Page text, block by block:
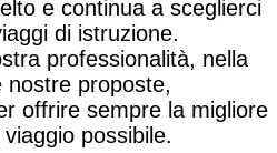
e continua a sceglierci
di istruzione.
professionalità, nella
nostre proposte,
offrire sempre la migliore
possibile.